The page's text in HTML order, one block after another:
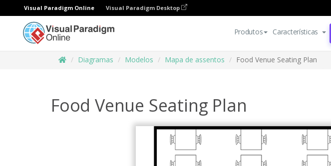
Visual Paradigm Online Visual Paradigm Desktop
Produtos Características
Diagramas Modelos Mapa de assentos Food Venue Seating Plan
Food Venue Seating Plan